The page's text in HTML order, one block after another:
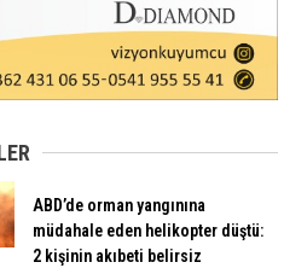
ABD’de orman yangınına
müdahale eden helikopter düştü:
2 kişinin akıbeti belirsiz